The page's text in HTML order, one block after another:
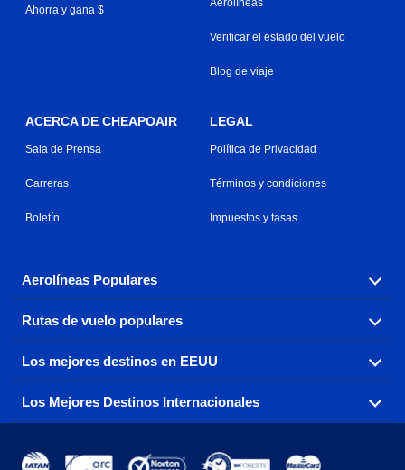
Ahorra y gana $
Aerolíneas
Verificar el estado del vuelo
Blog de viaje
ACERCA DE CHEAPOAIR
Sala de Prensa
Carreras
Boletín
LEGAL
Política de Privacidad
Términos y condiciones
Impuestos y tasas
Aerolíneas Populares
Explora nuestras opciones de tarifas aéreas baratas por
aerolínea, con más de 500 opciones para elegir.
Aeromexico
Air France Alaska Airlines
Rutas de vuelo populares
Reserva una de nuestras rutas de vuelo más populares
con tres sencillos clics.
Ft Lauderdale a Nueva York Los Ángeles a Las Vegas
Los mejores destinos en EEUU
Encuentra boletos de avión baratos a destinos
populares de los EEUU de costa a costa.
Los Mejores Destinos Internacionales
Asia y más allá.